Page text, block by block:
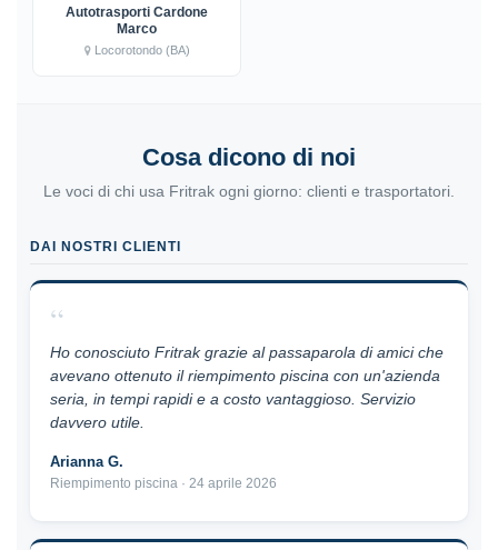
Autotrasporti Cardone
Marco
Locorotondo (BA)
Cosa dicono di noi
Le voci di chi usa Fritrak ogni giorno: clienti e trasportatori.
DAI NOSTRI CLIENTI
“
Ho conosciuto Fritrak grazie al passaparola di amici che
avevano ottenuto il riempimento piscina con un'azienda
seria, in tempi rapidi e a costo vantaggioso. Servizio
davvero utile.
Arianna G.
Riempimento piscina · 24 aprile 2026